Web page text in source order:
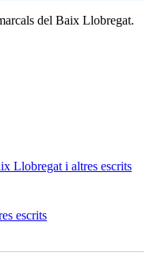
del Baix Llobregat.
Llobregat i altres escrits
escrits